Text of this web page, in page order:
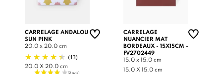
CARRELAGE ANDALOU
SUN PINK
20.0 x 20.0 cm
(13)
20.0 X 20.0 cm
CARRELAGE
NUANCIER MAT
BORDEAUX - 15X15CM -
FV2702449
15.0 x 15.0 cm
15.0 X 15.0 cm